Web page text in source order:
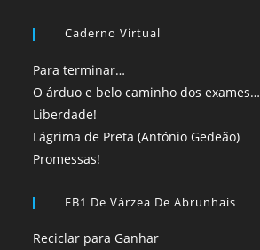
Caderno Virtual
Para terminar…
O árduo e belo caminho dos exames…
Liberdade!
Lágrima de Preta (António Gedeão)
Promessas!
EB1 De Várzea De Abrunhais
Reciclar para Ganhar